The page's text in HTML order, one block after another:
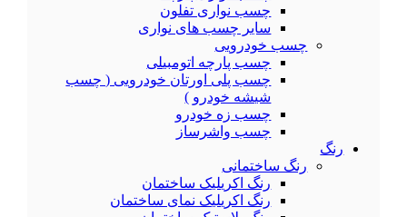
چسب نواری تفلون
سایر چسب های نواری
چسب خودرویی
چسب پارچه اتومبیلی
چسب پلی اورتان خودرویی ( چسب
شیشه خودرو )
چسب زه خودرو
چسب واشرساز
رنگ
رنگ ساختمانی
رنگ اکریلیک ساختمان
رنگ اکریلیک نمای ساختمان